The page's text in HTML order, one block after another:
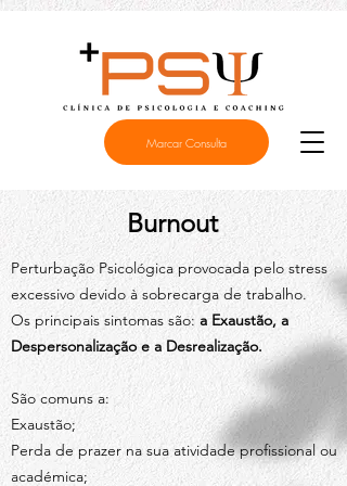
Marcar Consulta
Burnout
Perturbação Psicológica provocada pelo stress
excessivo devido à sobrecarga de trabalho.
Os principais sintomas são: a Exaustão, a
Despersonalização e a Desrealização.
São comuns a:
Exaustão;
Perda de prazer na sua atividade profissional ou
académica;